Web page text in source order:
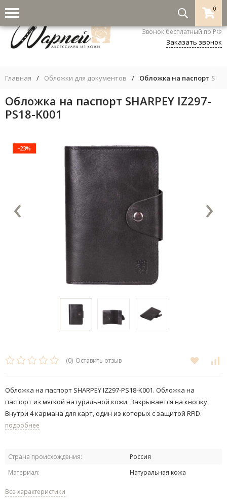
0
8-800-333-5530
Звонок бесплатный по РФ
Заказать звонок
Главная / Обложки для документов / Обложка на паспорт
Обложка на паспорт SHARPEY IZ297-
PS18-K001
-23%
‹ ›
(0) Оставить отзыв
Обложка на паспорт SHARPEY IZ297-PS18-K001. Обложка на
паспорт из мягкой натуральной кожи. Закрывается на кнопку.
Внутри 4 кармана для карт, один из которых с защитой RFID.
подробнее
Страна происхождения:
Россия
Материал:
Натуральная кожа
Все характеристики